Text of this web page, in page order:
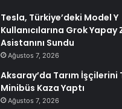
Tesla, Türkiye’deki Model Y
Kullanıcılarına Grok Yapay
Asistanını Sundu
Ağustos 7, 2026
Aksaray’da Tarım İşçilerini
Minibüs Kaza Yaptı
Ağustos 7, 2026